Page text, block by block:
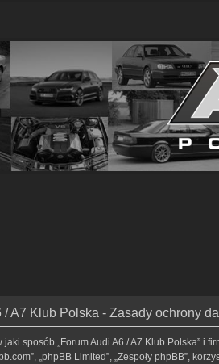
/ A7 Klub Polska - Zasady ochrony
sposób „Forum Audi A6 / A7 Klub Polska” i
„phpBB Limited”, „Zespoły phpBB”,